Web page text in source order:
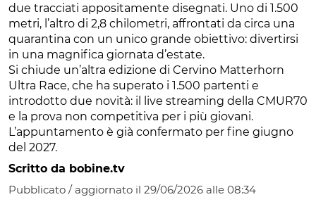
due tracciati appositamente disegnati. Uno di 1.500
metri, l’altro di 2,8 chilometri, affrontati da circa una
quarantina con un unico grande obiettivo: divertirsi
in una magnifica giornata d’estate.
Si chiude un’altra edizione di Cervino Matterhorn
Ultra Race, che ha superato i 1.500 partenti e
introdotto due novità: il live streaming della CMUR70
e la prova non competitiva per i più giovani.
L’appuntamento è già confermato per fine giugno
del 2027.
Scritto da bobine.tv
Pubblicato / aggiornato il 29/06/2026 alle 08:34